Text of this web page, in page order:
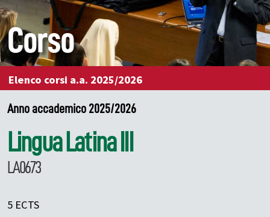
Corso
Elenco corsi a.a. 2025/2026
Anno accademico 2025/2026
Lingua Latina III
LA0673
5 ECTS